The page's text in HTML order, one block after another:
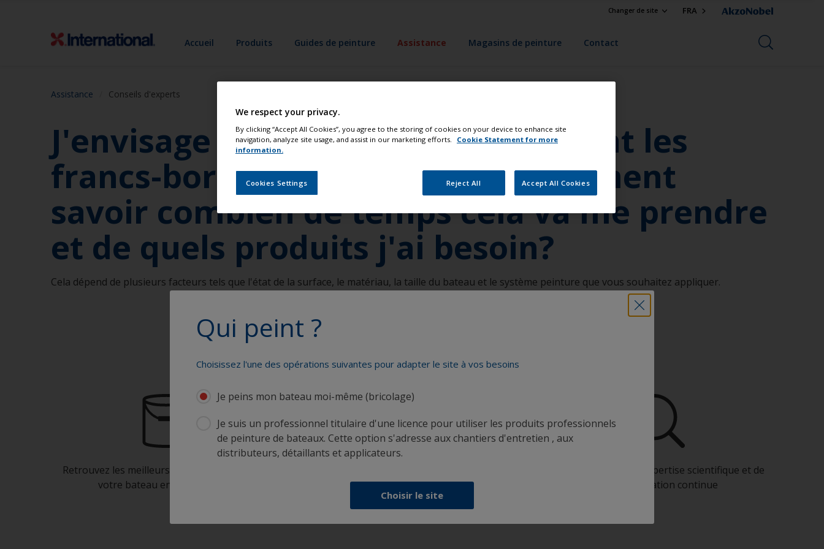
Changer de site FRA
Accueil Produits Guides de peinture Assistance Magasins de peinture Contact
Assistance Conseils d'experts
J'envisage de repeindre entièrement les
francs-bords de mon bateau. Comment
savoir combien de temps cela va me prendre
et de quels produits j'ai besoin?
Cela dépend de plusieurs facteurs tels que l'état de la surface, le matériau, la taille du bateau et le système peinture que vous souhaitez appliquer.
Qui peint ?
Choisissez l'une des opérations suivantes pour adapter le site à vos besoins
Je peins mon bateau moi-même (bricolage)
Je suis un professionnel titulaire d'une licence pour utiliser les produits professionnels
de peinture de bateaux. Cette option s'adresse aux chantiers d'entretien , aux
distributeurs, détaillants et applicateurs.
Choisir le site
Retrouvez les meilleurs produits pour garder
votre bateau en très bon état
peindre en toute confiance
Bénéficiez de notre expertise scientifique et de
notre innovation continue
We respect your privacy.
By clicking “Accept All Cookies”, you agree to the storing of cookies on your device to enhance site
navigation, analyze site usage, and assist in our marketing efforts.
Cookie Statement for more
information.
Cookies Settings Reject All Accept All Cookies